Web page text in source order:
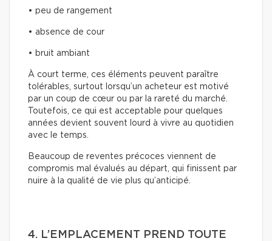
• peu de rangement
• absence de cour
• bruit ambiant
À court terme, ces éléments peuvent paraître
tolérables, surtout lorsqu’un acheteur est motivé
par un coup de cœur ou par la rareté du marché.
Toutefois, ce qui est acceptable pour quelques
années devient souvent lourd à vivre au quotidien
avec le temps.
Beaucoup de reventes précoces viennent de
compromis mal évalués au départ, qui finissent par
nuire à la qualité de vie plus qu’anticipé.
4. L’EMPLACEMENT PREND TOUTE